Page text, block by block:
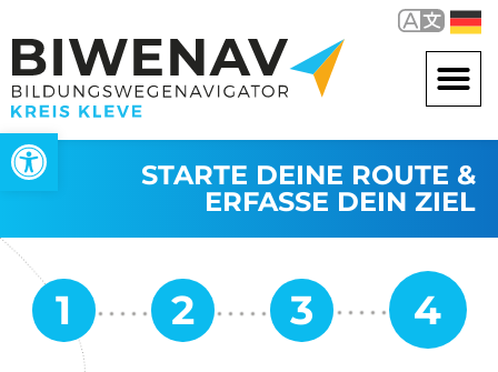
Werkzeugleiste öffnen
STARTE DEINE ROUTE &
ERFASSE DEIN ZIEL